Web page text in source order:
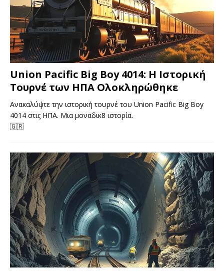
Union Pacific Big Boy 4014: Η Ιστορική
Τουρνέ των ΗΠΑ Ολοκληρώθηκε
Ανακαλύψτε την ιστορική τουρνέ του Union Pacific Big Boy
4014 στις ΗΠΑ. Μια μοναδικ8 ιστορία.
🇬🇷